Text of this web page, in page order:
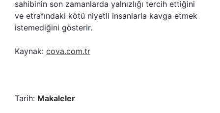
sahibinin son zamanlarda yalnızlığı tercih ettiğini
ve etrafındaki kötü niyetli insanlarla kavga etmek
istemediğini gösterir.
Kaynak: cova.com.tr
Tarih: Makaleler